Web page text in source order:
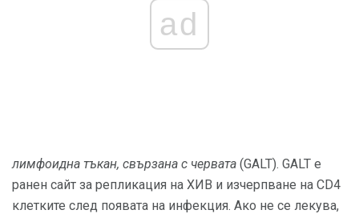
ad
лимфоидна тъкан, свързана с червата (GALT). GALT е
ранен сайт за репликация на ХИВ и изчерпване на CD4
клетките след появата на инфекция. Ако не се лекува,